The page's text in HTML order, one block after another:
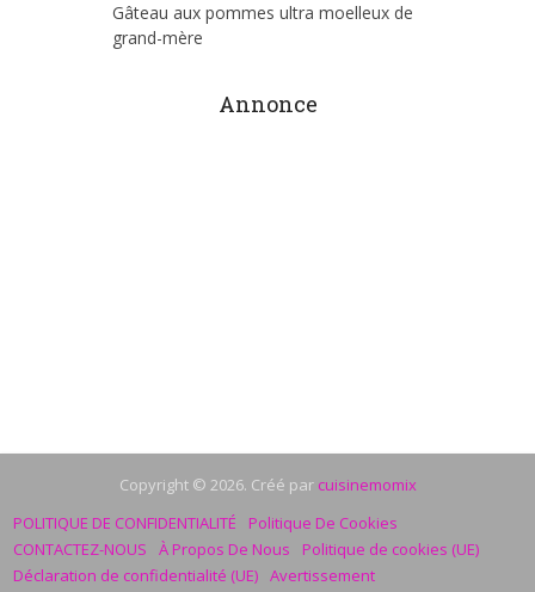
Gâteau aux pommes ultra moelleux de
grand-mère
Annonce
Copyright © 2026. Créé par cuisinemomix
POLITIQUE DE CONFIDENTIALITÉ
Politique De Cookies
CONTACTEZ-NOUS
À Propos De Nous
Politique de cookies (UE)
Déclaration de confidentialité (UE) Avertissement